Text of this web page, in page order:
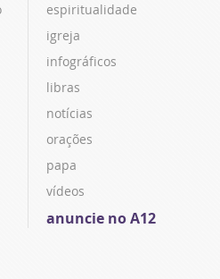
espiritualidade
igreja
infográficos
libras
notícias
orações
papa
vídeos
anuncie no A12